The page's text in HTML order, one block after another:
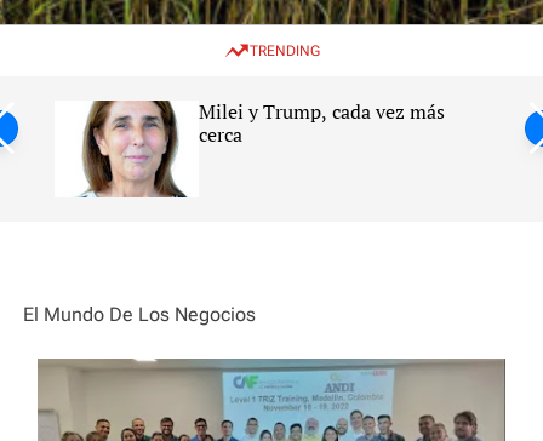
w
c
e
e
TRENDING
Milei y Trump, cada vez más
cerca
El Mundo De Los Negocios